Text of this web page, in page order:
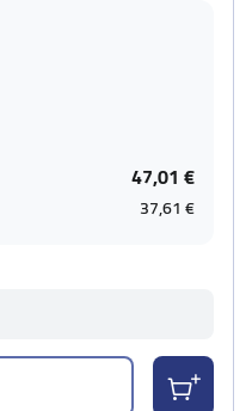
47,01 €
37,61 €